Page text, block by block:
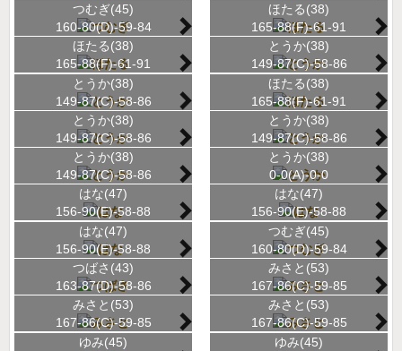
つむぎ(45)
160-80(D)-59-84
ほたる(38)
165-88(F)-61-91
ほたる(38)
165-88(F)-61-91
とうか(38)
149-87(C)-58-86
とうか(38)
149-87(C)-58-86
ほたる(38)
165-88(F)-61-91
とうか(38)
149-87(C)-58-86
とうか(38)
149-87(C)-58-86
とうか(38)
149-87(C)-58-86
とうか(38)
0-0(A)-0-0
はな(47)
156-90(E)-58-88
はな(47)
156-90(E)-58-88
はな(47)
156-90(E)-58-88
つむぎ(45)
160-80(D)-59-84
つばさ(43)
163-87(D)-58-86
みさと(53)
167-86(C)-59-85
みさと(53)
167-86(C)-59-85
みさと(53)
167-86(C)-59-85
ゆみ(45)
ゆみ(45)